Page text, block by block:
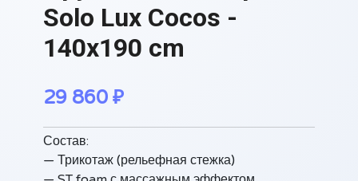
Solo Lux Cocos -
140x190 cm
29 860 ₽
Состав:
— Трикотаж (рельефная стежка)